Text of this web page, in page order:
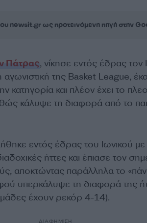
newsit.gr ως προτεινόμενη πηγή στην
Πάτρας, νίκησε εντός έδρας τον
της Basket League,
κατηγορία και πλέον έχει το
κάλυψε τη διαφορά από το
εντός έδρας του Ιωνικού
ήττες και έπιασε τον
αποκτώντας παράλληλα το
υπερκάλυψε τη διαφορά της
έχουν ρεκόρ 4-14).
ΔΙΑΦΗΜΙΣΗ